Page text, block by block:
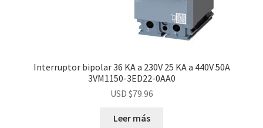
Interruptor bipolar 36 KA a 230V 25 KA a 440V 50A
3VM1150-3ED22-0AA0
USD $79.96
Leer más